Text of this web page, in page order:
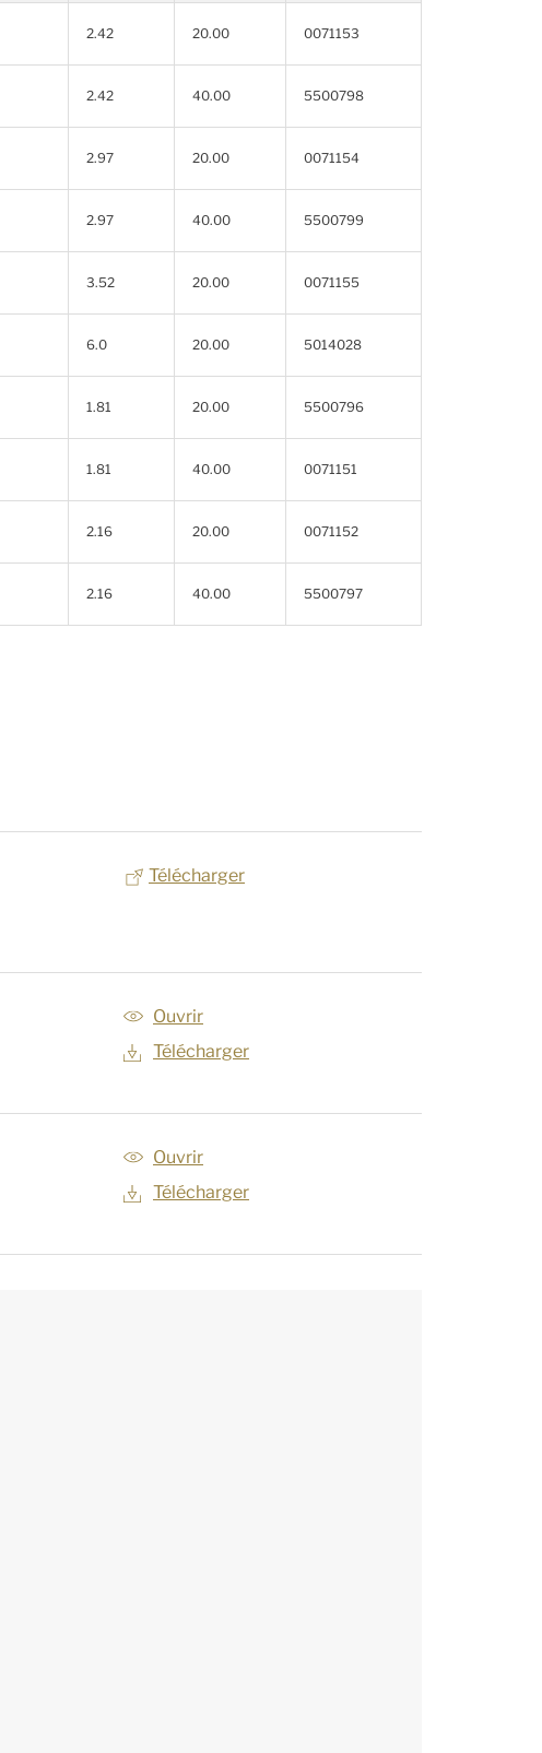
2.42 20.00 0071153
2.42 40.00 5500798
2.97 20.00 0071154
2.97 40.00 5500799
3.52 20.00 0071155
6.0 20.00 5014028
1.81 20.00 5500796
1.81 40.00 0071151
2.16 20.00 0071152
2.16 40.00 5500797
Télécharger
Ouvrir
Télécharger
Ouvrir
Télécharger